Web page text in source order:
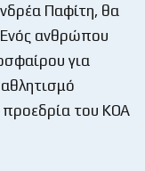
Παφίτη, θα
ανθρώπου
για
αθλητισμό
προεδρία του ΚΟΑ